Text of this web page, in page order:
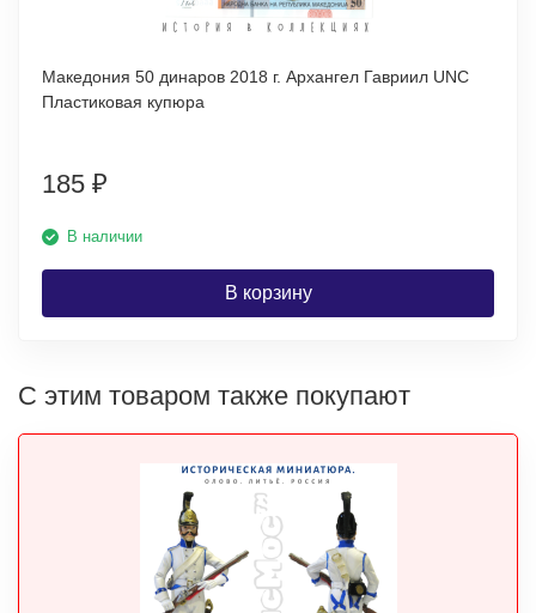
Македония 50 динаров 2018 г. Архангел Гавриил UNC
Пластиковая купюра
185 ₽
В наличии
В корзину
С этим товаром также покупают